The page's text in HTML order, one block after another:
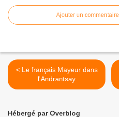
Ajouter un commentaire
< Le français Mayeur dans
l'Andrantsay
Hébergé par Overblog